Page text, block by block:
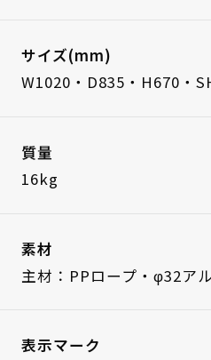
サイズ(mm)
W1020・D835・H670・
質量
16kg
素材
主材：PPロープ・φ32ア
表示マーク